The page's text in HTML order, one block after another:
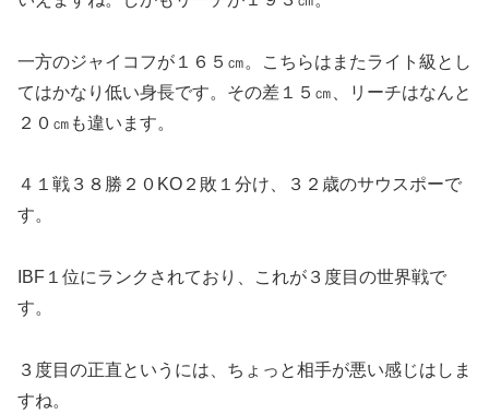
一方のジャイコフが１６５㎝。こちらはまたライト級とし
てはかなり低い身長です。その差１５㎝、リーチはなんと
２０㎝も違います。
４１戦３８勝２０KO２敗１分け、３２歳のサウスポーで
す。
IBF１位にランクされており、これが３度目の世界戦で
す。
３度目の正直というには、ちょっと相手が悪い感じはしま
すね。